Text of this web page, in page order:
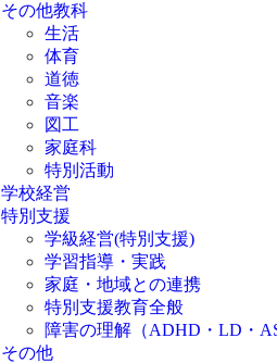
その他教科
生活
体育
道徳
音楽
図工
家庭科
特別活動
学校経営
特別支援
学級経営(特別支援)
学習指導・実践
家庭・地域との連携
特別支援教育全般
障害の理解（ADHD・LD・
その他